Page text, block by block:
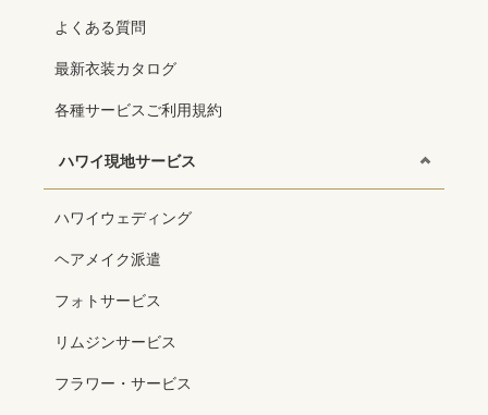
よくある質問
最新衣装カタログ
各種サービスご利用規約
ハワイ現地サービス
ハワイウェディング
ヘアメイク派遣
フォトサービス
リムジンサービス
フラワー・サービス